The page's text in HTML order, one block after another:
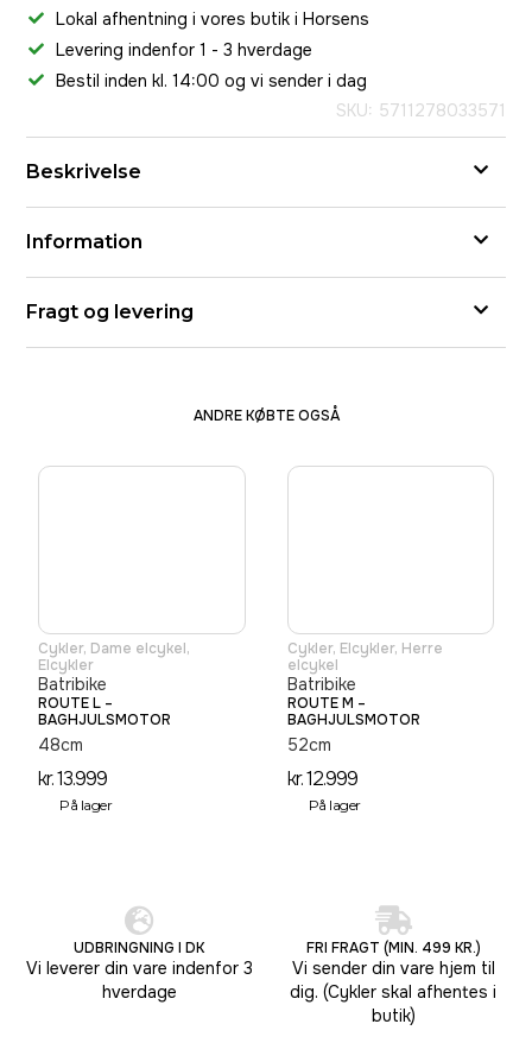
Lokal afhentning i vores butik i Horsens
Levering indenfor 1 - 3 hverdage
Bestil inden kl. 14:00 og vi sender i dag
SKU: 5711278033571
Beskrivelse
Information
Fragt og levering
ANDRE KØBTE OGSÅ
Cykler, Dame elcykel,
Elcykler
Batribike
ROUTE L –
BAGHJULSMOTOR
48cm
kr.13.999
På lager
Cykler, Elcykler, Herre
elcykel
Batribike
ROUTE M –
BAGHJULSMOTOR
52cm
kr.12.999
På lager
UDBRINGNING I DK
Vi leverer din vare indenfor 3
hverdage
FRI FRAGT (MIN. 499 KR.)
Vi sender din vare hjem til
dig. (Cykler skal afhentes i
butik)